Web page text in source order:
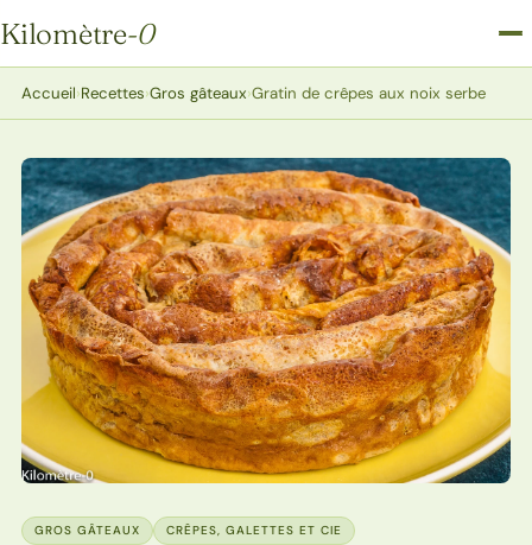
Kilomètre-0
Kilomètre-0
Accueil›Recettes›Gros gâteaux›Gratin de crêpes aux noix serbe
GROS GÂTEAUX CRÊPES, GALETTES ET CIE